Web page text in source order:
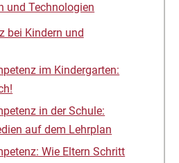
und Technologien
bei Kindern und
im Kindergarten:
in der Schule:
auf dem Lehrplan
Wie Eltern Schritt